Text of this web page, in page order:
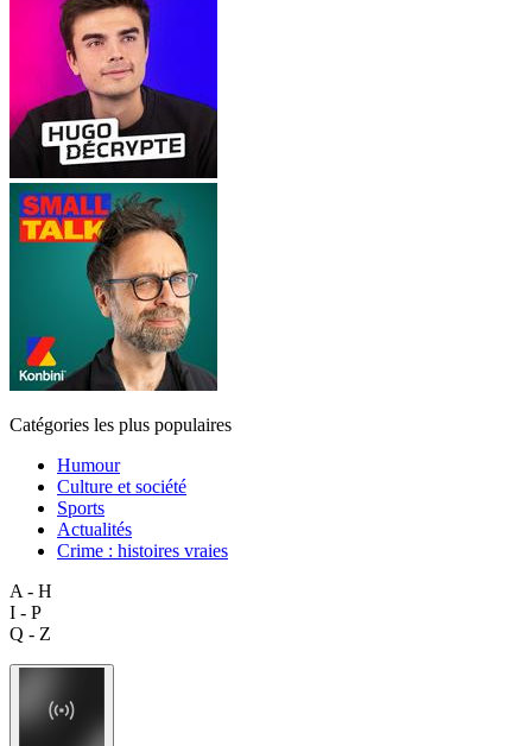
Catégories les plus populaires
Humour
Culture et société
Sports
Actualités
Crime : histoires vraies
A - H
I - P
Q - Z